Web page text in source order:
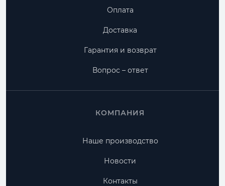
Оплата
Доставка
Гарантия и возврат
Вопрос – ответ
КОМПАНИЯ
Наше производство
Новости
Контакты